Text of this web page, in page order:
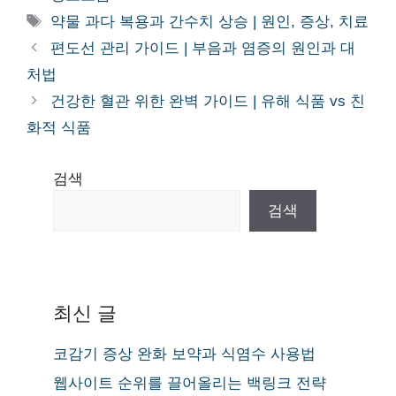
테
리
태
그
약물 과다 복용과 간수치 상승 | 원인, 증상, 치료
편도선 관리 가이드 | 부음과 염증의 원인과 대
처법
건강한 혈관 위한 완벽 가이드 | 유해 식품 vs 친
화적 식품
검색
검색
최신 글
코감기 증상 완화 보약과 식염수 사용법
웹사이트 순위를 끌어올리는 백링크 전략